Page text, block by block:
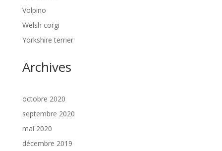
Volpino
Welsh corgi
Yorkshire terrier
Archives
octobre 2020
septembre 2020
mai 2020
décembre 2019